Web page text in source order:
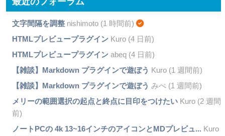
文字間隔を調整nishimoto (1 時間前)
HTMLプレビュープラグインKuro (4 日前)
HTMLプレビュープラグインabeq (4 日前)
【雑談】Markdown プラグインで遊ぼう Kuro (1 週間前)
【雑談】Markdown プラグインで遊ぼう みぺ (1 週間前)
メリーの範囲選択の起点と終点に目印をつけたいKuro (2 週間
前)
ノートPCの 4k 13~16インチのアイコンとMDプレビュ... Kuro